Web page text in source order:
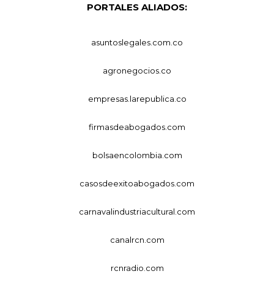
PORTALES ALIADOS:
asuntoslegales.com.co
agronegocios.co
empresas.larepublica.co
firmasdeabogados.com
bolsaencolombia.com
casosdeexitoabogados.com
carnavalindustriacultural.com
canalrcn.com
rcnradio.com